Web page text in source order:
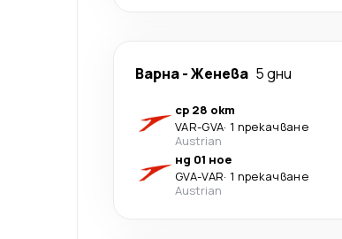
Варна-Женева 5 дни
ср 28 окт
VAR-GVA· 1 прекачване
Austrian
нд 01 ное
GVA-VAR· 1 прекачване
Austrian